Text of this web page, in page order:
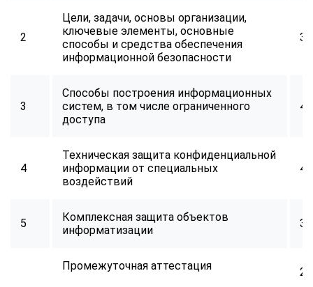
2
Цели, задачи, основы организации,
ключевые элементы, основные
способы и средства обеспечения
информационной безопасности
32
3
Способы построения информационных
систем, в том числе ограниченного
доступа
40
4
Техническая защита конфиденциальной
информации от специальных
воздействий
40
5
Комплексная защита объектов
информатизации
32
Промежуточная аттестация 2